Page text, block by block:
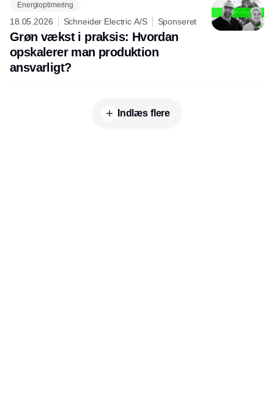
Energioptimering
18.05.2026 Schneider Electric A/S Sponseret
Grøn vækst i praksis: Hvordan
opskalerer man produktion
ansvarligt?
Indlæs flere